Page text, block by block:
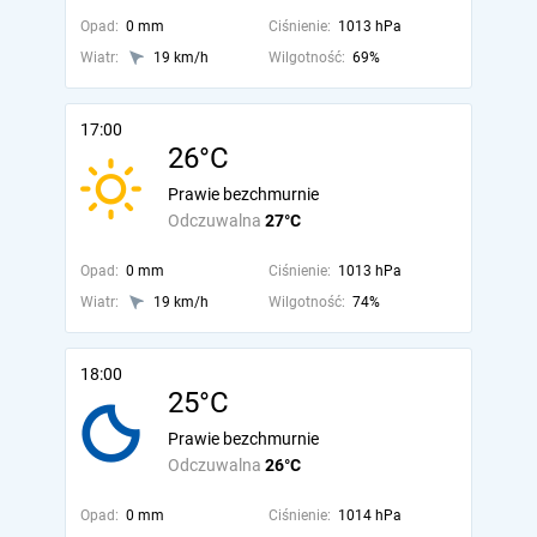
Opad: 0 mm Ciśnienie: 1013 hPa
Wiatr:
19 km/h Wilgotność: 69%
17:00
26°C
Odczuwalna 27°C
Prawie bezchmurnie
Opad: 0 mm Ciśnienie: 1013 hPa
Wiatr:
19 km/h Wilgotność: 74%
18:00
25°C
Odczuwalna 26°C
Prawie bezchmurnie
Opad: 0 mm Ciśnienie: 1014 hPa